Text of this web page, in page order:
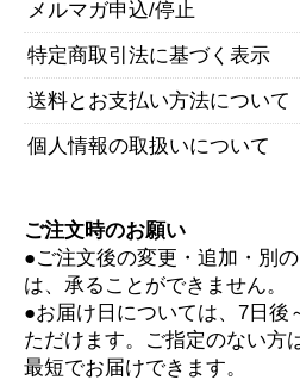
メルマガ申込/停止
特定商取引法に基づく表示
送料とお支払い方法について
個人情報の取扱いについて
ご注文時のお願い
●ご注文後の変更・追加・別
は、承ることができません。
●お届け日については、7日後
ただけます。ご指定のない方
最短でお届けできます。